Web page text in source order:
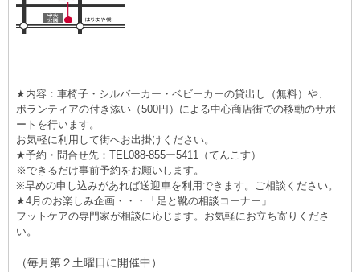
★内容：車椅子・シルバーカー・ベビーカーの貸出し（無料）や、
ボランティアの付き添い（500円）による中心商店街での移動のサポ
ートを行います。
お気軽に利用して街へお出掛けください。
★予約・問合せ先：TEL088-855ー5411（てんこす）
※できるだけ事前予約をお願いします。
※早めの申し込みがあれば送迎車を利用できます。ご相談ください。
★4月のお楽しみ企画・・・「足と靴の相談コーナー」
フットケアの専門家が相談に応じます。お気軽にお立ち寄りくださ
い。
（毎月第２土曜日に開催中）